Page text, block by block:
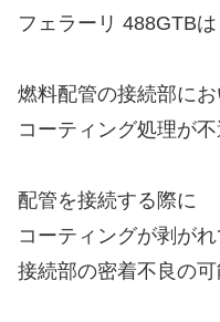
フェラーリ 488GTBは
燃料配管の接続部にお
コーティング処理が
配管を接続する際に
コーティングが剥が
接続部の密着不良の可